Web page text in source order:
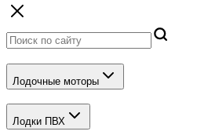
Лодочные моторы
Лодки ПВХ